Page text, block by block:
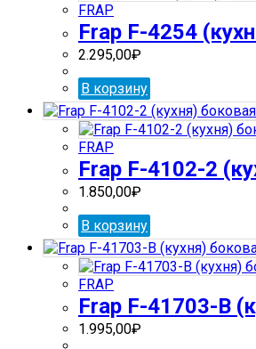
FRAP
Frap F-4254
2.295,00₽
В корзину
FRAP
Frap F-4102-2
1.850,00₽
В корзину
FRAP
Frap F-41703-В
1.995,00₽